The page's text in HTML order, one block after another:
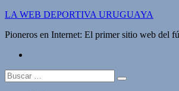
Saltar
contenido
LA WEB DEPORTIVA URUGUAYA
Pioneros en Internet: El primer sitio web del
Buscar: